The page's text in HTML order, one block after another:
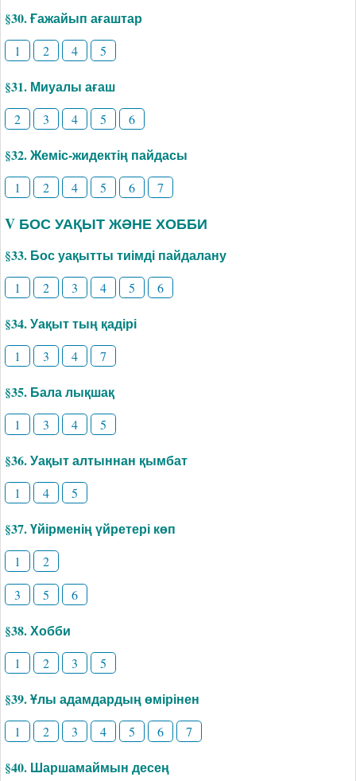
§30. Ғажайып ағаштар
1 2 4 5
§31. Миуалы ағаш
2 3 4 5 6
§32. Жеміс-жидектің пайдасы
1 2 4 5 6 7
V БОС УАҚЫТ ЖӘНЕ ХОББИ
§33. Бос уақытты тиімді пайдалану
1 2 3 4 5 6
§34. Уақыт тың қадірі
1 3 4 7
§35. Бала лықшақ
1 3 4 5
§36. Уақыт алтыннан қымбат
1 4 5
§37. Үйірменің үйретері көп
1
2
3
5 6
§38. Хобби
1 2 3 5
§39. Ұлы адамдардың өмірінен
1 2 3 4 5 6 7
§40. Шаршамаймын десең